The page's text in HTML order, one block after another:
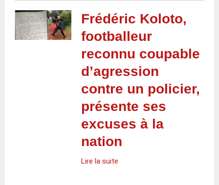
Frédéric Koloto,
footballeur
reconnu coupable
d’agression
contre un policier,
présente ses
excuses à la
nation
Lire la suite